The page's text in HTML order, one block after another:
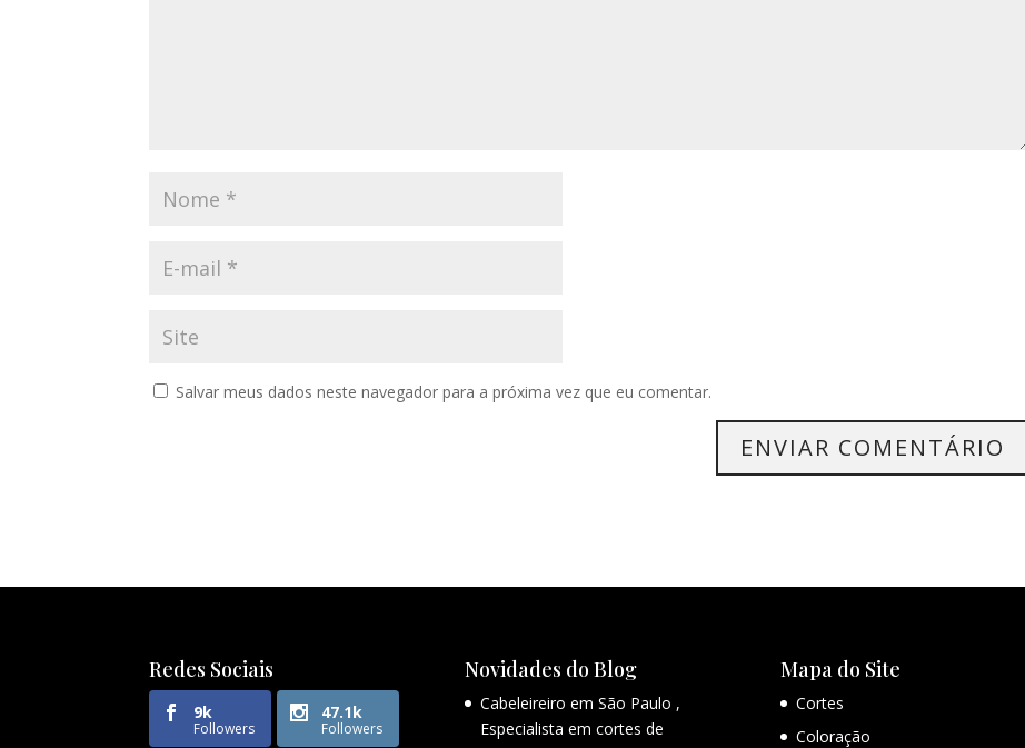
Salvar meus dados neste navegador para a próxima vez que eu comentar.
Redes Sociais
9k
Followers
47.1k
Followers
Novidades do Blog
Cabeleireiro em São Paulo ,
Especialista em cortes de
Mapa do Site
Cortes
Coloração